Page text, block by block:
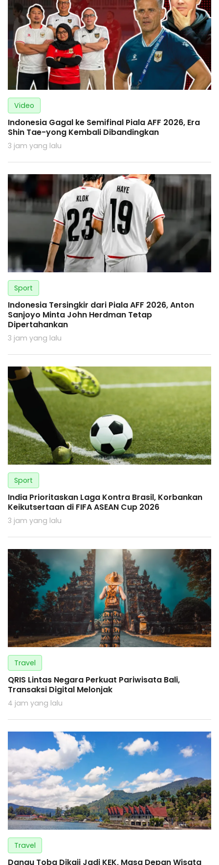
Video
Indonesia Gagal ke Semifinal Piala AFF 2026, Era
Shin Tae-yong Kembali Dibandingkan
3 jam yang lalu
Sport
Indonesia Tersingkir dari Piala AFF 2026, Anton
Sanjoyo Minta John Herdman Tetap
Dipertahankan
3 jam yang lalu
Sport
India Prioritaskan Laga Kontra Brasil, Korbankan
Keikutsertaan di FIFA ASEAN Cup 2026
3 jam yang lalu
Travel
QRIS Lintas Negara Perkuat Pariwisata Bali,
Transaksi Digital Melonjak
4 jam yang lalu
Travel
Danau Toba Dikaji Jadi KEK, Masa Depan Wisata